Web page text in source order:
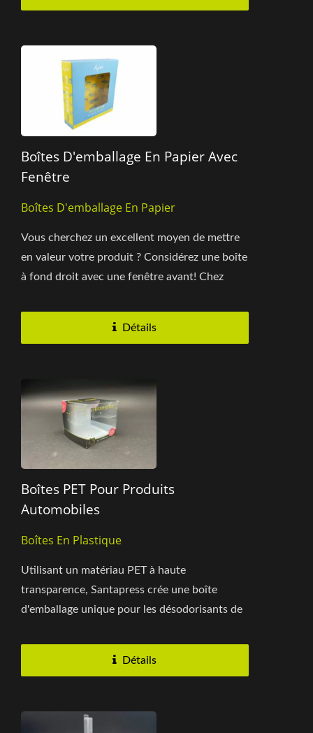
Boîtes D'emballage En Papier Avec
Fenêtre
Boîtes D'emballage En Papier
Vous cherchez un excellent moyen de mettre
en valeur votre produit ? Considérez une boîte
à fond droit avec une fenêtre avant! Chez
Détails
Boîtes PET Pour Produits
Automobiles
Boîtes En Plastique
Utilisant un matériau PET à haute
transparence, Santapress crée une boîte
d'emballage unique pour les désodorisants de
Détails